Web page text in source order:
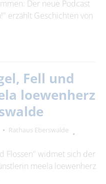
Der neue Podcast
erzählt Geschichten von
Fell und
loewenherz
Rathaus Eberswalde
Flossen" widmet sich der
meela loewenherz